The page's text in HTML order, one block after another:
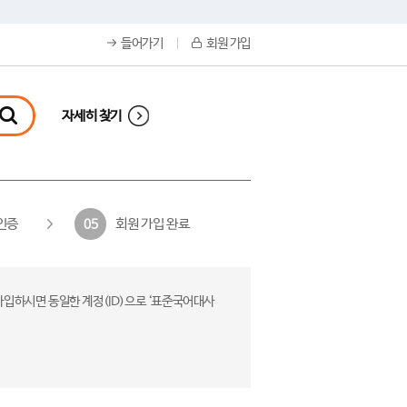
들어가기 회원 가입
자세히 찾기
증 05 회원 가입 완료
하시면 동일한 계정(ID)으로 ‘표준국어대사